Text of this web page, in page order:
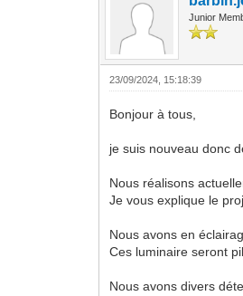
Junior
23/09/2024, 15:18:39
Bonjour à tous,
je suis nouveau donc
Nous réalisons
Je vous explique le
Nous avons en
Ces luminaire seront
Nous avons divers